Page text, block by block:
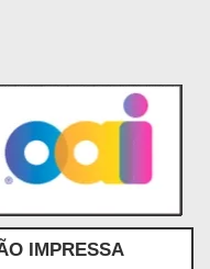
IMPRESSA